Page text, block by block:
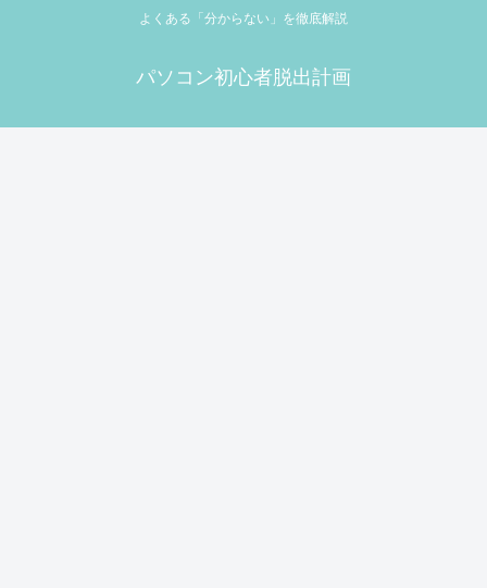
よくある「分からない」を徹底解説
パソコン初心者脱出計画